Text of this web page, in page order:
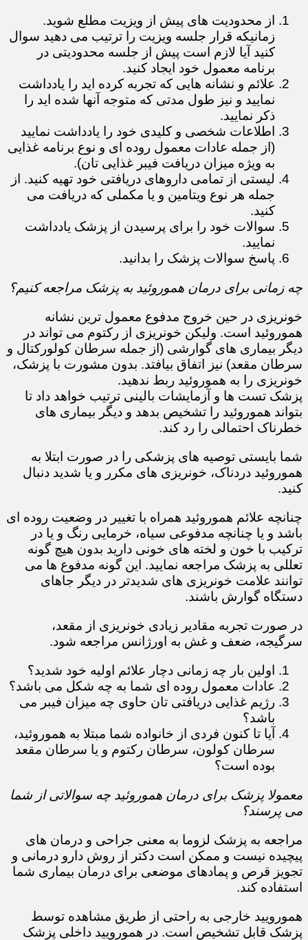
از محدودیت های پیش از ویزیت مطلع شوید.
زمانیکه قرار جلسه ویزیت را ترتیب می دهید سوال
کنید آیا لازم است پیش از جلسه محدودیتی در
برنامه معمول خود ایجاد کنید.
علائم و نشانه هایی که تجربه کرده اید را یادداشت
نمایید و نیز طول مدتی که متوجه آنها شده اید را
ذکر نمایید.
اطلاعات شخصی و کلیدی خود را یادداشت نمایید
(از جمله عادات معمول روده ای و نوع برنامه غذایی
به ویژه میزان دریافت فیبر غذایی تان).
لیستی از تمامی داروهای دریافتی خود تهیه کنید. از
جمله هر نوع ویتامین و یا مکملی که دریافت می
کنید.
سوالات خود را برای پرسیدن از پزشک یادداشت
نمایید.
پاسخ سوالات پزشک را بدانید.
چه زمانی برای درمان هموروئید به پزشک مراجعه کنیم؟
خونریزی در حین خروج مدفوع معمول ترین نشانه
هموروئید است. ولیکن خونریزی از رکتوم می تواند در
دیگر بیماری های گوارشی (از جمله سرطان کولورکتال و
سرطان مقعد) نیز اتفاق بیافتد. بدون مشورت با پزشک،
خونریزی را به هموروئید ربط ندهید.
پزشک تست ها و آزمایشات بالینی ترتیب خواهد داد تا
بتواند هموروئید را تشخیص بدهد و دیگر بیماری های
خطرناک احتمالی را رد کند.
شما بایستی توصیه های پزشکی را در صورت ابتلا به
هموروئید دردناک، خونریزی های مکرر و یا شدید دنبال
کنید.
چنانچه علائم هموروئید همراه با تغییر در وضعیت روده ای
باشد و یا چنانچه مدفوعی سیاه، خرمایی رنگ و یا در
ترکیب با خون و لخته های خونی دارید بدون هیچ گونه
تعللی به پزشک مراجعه نمایید. این گونه مدفوع ها می
توانند علامت خونریزی های شدیدتر در دیگر جاهای
دستگاه گوارش باشند.
در صورت تجربه مقادیر زیادی خونریزی از مقعد،
سرگیجه، ضعف و غش به اورژانس مراجعه شود.
​​​​​​​​​​​​​​اولین بار چه زمانی دچار علائم اولیه خود شدید؟
عادات معمول روده ای شما به چه شکل می باشد؟
رژیم غذایی دریافتی تان حاوی چه میزان فیبر می
باشد؟
آیا تا کنون فردی از خانواده شما مبتلا به هموروئید،
سرطان کولون، سرطان رکتوم و یا سرطان مقعد
بوده است؟​​​​​​​
معمولا پزشک برای درمان هموروئید چه سوالاتی از شما
می پرسند؟
مراجعه به پزشک لزوما به معنی جراحی و درمان های
پیچیده نیست و ممکن است دکتر از روش دارو درمانی و
تجویز قرص و پمادهای موضعی برای درمان بیماری شما
استفاده کند.​​​​​​​
همورویید خارجی به راحتی از طریق مشاهده توسط
پزشک قابل تشخیص است. در همورویید داخلی پزشک